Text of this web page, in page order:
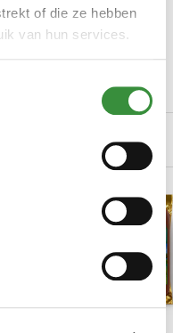
of die ze hebben
van hun services.
136-001